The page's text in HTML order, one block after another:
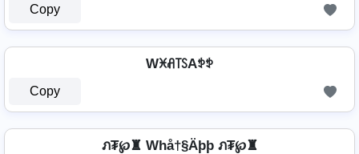
Copy
Wꁝꋬ꓄ꇙAꉣꉣ
Copy
ภ₮℘♜ Whå†§Äþþ ภ₮℘♜